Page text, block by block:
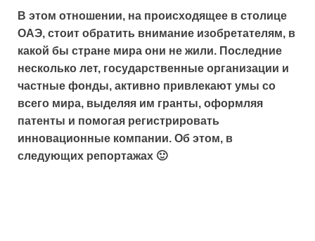
В этом отношении, на происходящее в столице
ОАЭ, стоит обратить внимание изобретателям, в
какой бы стране мира они не жили. Последние
несколько лет, государственные организации и
частные фонды, активно привлекают умы со
всего мира, выделяя им гранты, оформляя
патенты и помогая регистрировать
инновационные компании. Об этом, в
следующих репортажах 🙂